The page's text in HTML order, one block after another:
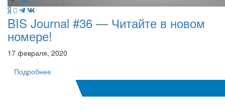
BIS Journal #36 — Читайте в новом
номере!
17 февраля, 2020
Подробнее